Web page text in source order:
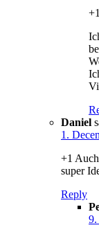
Daniel
1.
+1
super
Reply
9.